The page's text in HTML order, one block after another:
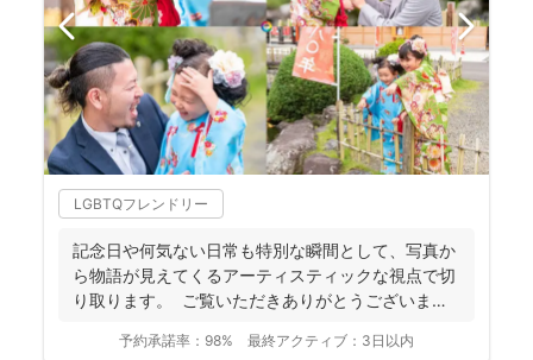
LGBTQフレンドリー
記念日や何気ない日常も特別な瞬間として、写真か
ら物語が見えてくるアーティスティックな視点で切
り取ります。 ご覧いただきありがとうございま
予約承諾率： 98% 最終アクティブ： 3日以内